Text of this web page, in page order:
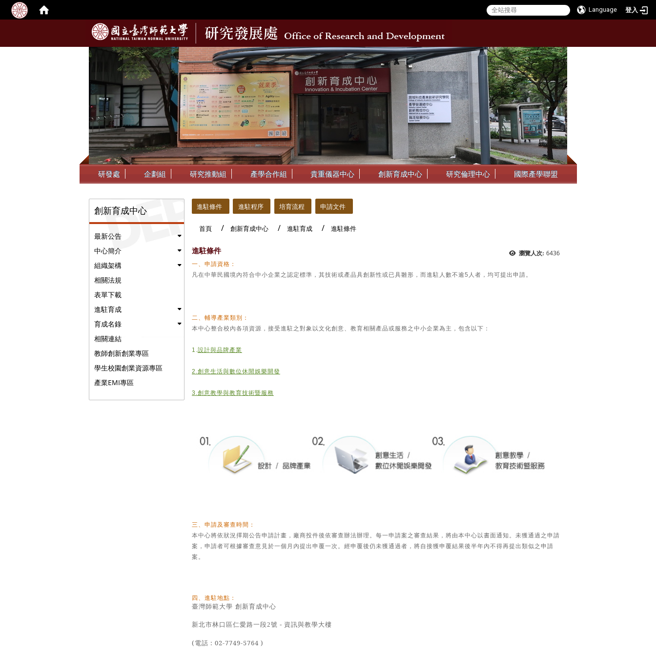
Language 登入
:::
::: 研發處 企劃組 研究推動組 產學合作組 貴重儀器中心 創新育成中心 研究倫理中心 國際產學聯盟
創新育成中心
最新公告
中心簡介
組織架構
相關法規
表單下載
進駐育成
育成名錄
相關連結
教師創新創業專區
學生校園創業資源專區
產業EMI專區
進駐條件 進駐程序 培育流程 申請文件
首頁 創新育成中心 進駐育成 進駐條件
瀏覽人次: 6436
進駐條件
一、申請資格：
凡在中華民國境內符合中小企業之認定標準，其技術或產品具創新性或已具雛形，而進駐人數不逾5人者，均可提出申請。
二、輔導產業類別：
本中心整合校內各項資源，接受進駐之對象以文化創意、教育相關產品或服務之中小企業為主，包含以下：
1.設計與品牌產業
2.創意生活與數位休閒娛樂開發
3.創意教學與教育技術暨服務
三、申請及審查時間：
本中心將依狀況擇期公告申請計畫，廠商投件後依審查辦法辦理。每一申請案之審查結果，將由本中心以書面通知。未獲通過之申請
案，申請者可根據審查意見於一個月內提出申覆一次。經申覆後仍未獲通過者，將自接獲申覆結果後半年內不得再提出類似之申請
案。
四、進駐地點：
臺灣師範大學 創新育成中心
新北市林口區仁愛路一段2號 - 資訊與教學大樓
(電話 : 02-7749-5764 )